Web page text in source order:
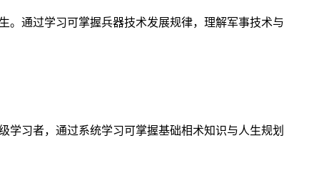
。通过学习可掌握兵器技术发展规律，理解军事技术与
习者，通过系统学习可掌握基础相术知识与人生规划